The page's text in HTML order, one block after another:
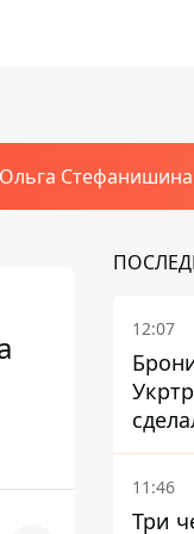
Стефанишина
12:07
11:46
Три